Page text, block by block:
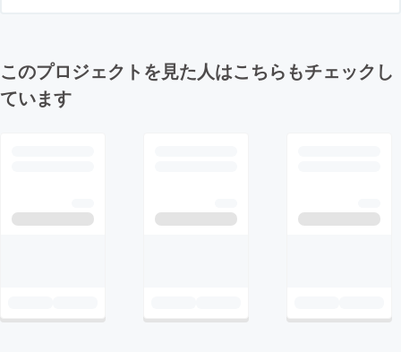
このプロジェクトを見た人はこちらもチェックし
ています